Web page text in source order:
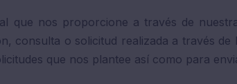
que nos proporcione a través de
consulta o solicitud realizada a través
que nos plantee así como para